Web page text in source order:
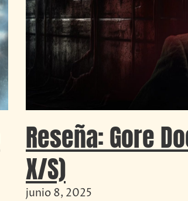
Reseña: Gore
X/S)
junio 8, 2025